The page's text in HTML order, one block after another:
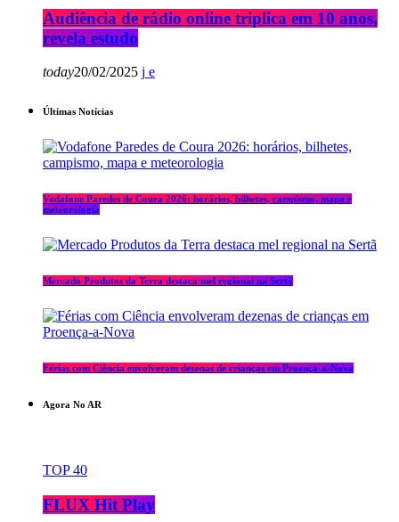
Audiência de rádio online triplica em 10 anos,
revela estudo
today20/02/2025
Últimas Notícias
Vodafone Paredes de Coura 2026: horários, bilhetes, campismo, mapa e
meteorologia
Mercado Produtos da Terra destaca mel regional na Sertã
Férias com Ciência envolveram dezenas de crianças em Proença-a-Nova
Agora No AR
TOP 40
FLUX Hit Play